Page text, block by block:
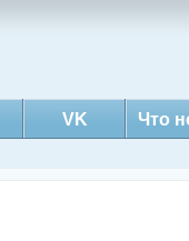
VK Что